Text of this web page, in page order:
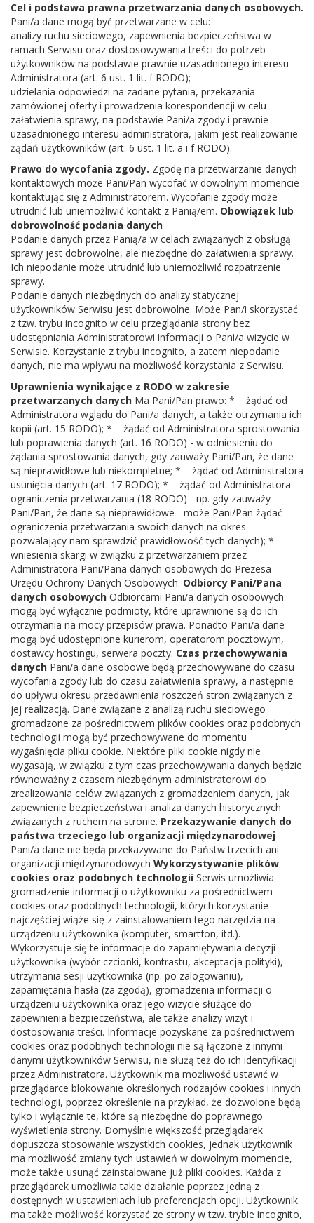
10 sierpnia 2022
ŚWIATOWE GWIAZDY MUZYKI W PARYSOWIE
– 9 sierpnia 2022 r.
Tego jeszcze nie było… Po raz pierwszy na Parysowskim
Rynku o godz. 18-tej spotkali się wielcy świata muzyki:
Céline Dion, Elton John, Elvis Presley, Tina Turner i
Michael Jackson oraz mniej znany, ale przeuroczy…
KROPEK. Było to możliwe dzięki Panu Krzysztofowi
Falkowskiemu – twórcy TEATRU ANIMACJI FALKOSHOW,
który przyjechał do Parysowa ze swoimi MARIONETKAMI z
5 sierpnia 2022
WARSZTATY PLASTYCZNE W BIBLIOTECE – 3 i
4 sierpnia 2022 r.
Dnia 3 i 4 sierpnia w Gminnej Bibliotece Publicznej w
Parysowie odbyły się Warsztaty plastyczne w ramach
akcji WAKACJE – LATO 2022. Podczas zajęć młodzież i
dzieci wraz z rodzicami własnoręcznie ozdabiali
skarbonki z dowolnie wybranym przez siebie motywem.
Najczęściej wybieranym wzorem był wizerunek aniołka.
Pudełeczka na skarby i oszczędności zostały
pomalowane niezwykle kolorowymi farbami
« POPRZEDNIE 1 2 3 4 5 NASTĘPNE »
Kontakt
Adres:Borowska 1, 08-441 Parysów
Telefon:25 6855366
E-mail: biblparysow@interia.pl
NIP:8262092208
REGON:140895913
Godziny pracy
Wtorek - Sobota 09:00 - 17:00
2022@ Gminna Biblioteka Publiczna w Parysowie
Cel i podstawa prawna przetwarzania danych osobowych.
Pani/a dane mogą być przetwarzane w celu:
analizy ruchu sieciowego, zapewnienia bezpieczeństwa w
ramach Serwisu oraz dostosowywania treści do potrzeb
użytkowników na podstawie prawnie uzasadnionego interesu
Administratora (art. 6 ust. 1 lit. f RODO);
udzielania odpowiedzi na zadane pytania, przekazania
zamówionej oferty i prowadzenia korespondencji w celu
załatwienia sprawy, na podstawie Pani/a zgody i prawnie
uzasadnionego interesu administratora, jakim jest realizowanie
żądań użytkowników (art. 6 ust. 1 lit. a i f RODO).
Prawo do wycofania zgody. Zgodę na przetwarzanie danych
kontaktowych może Pani/Pan wycofać w dowolnym momencie
kontaktując się z Administratorem. Wycofanie zgody może
utrudnić lub uniemożliwić kontakt z Panią/em. Obowiązek lub
dobrowolność podania danych
Podanie danych przez Panią/a w celach związanych z obsługą
sprawy jest dobrowolne, ale niezbędne do załatwienia sprawy.
Ich niepodanie może utrudnić lub uniemożliwić rozpatrzenie
sprawy.
Podanie danych niezbędnych do analizy statycznej
użytkowników Serwisu jest dobrowolne. Może Pan/i skorzystać
z tzw. trybu incognito w celu przeglądania strony bez
udostępniania Administratorowi informacji o Pani/a wizycie w
Serwisie. Korzystanie z trybu incognito, a zatem niepodanie
danych, nie ma wpływu na możliwość korzystania z Serwisu.
Uprawnienia wynikające z RODO w zakresie
przetwarzanych danych Ma Pani/Pan prawo: * żądać od
Administratora wglądu do Pani/a danych, a także otrzymania ich
kopii (art. 15 RODO); * żądać od Administratora sprostowania
lub poprawienia danych (art. 16 RODO) - w odniesieniu do
żądania sprostowania danych, gdy zauważy Pani/Pan, że dane
są nieprawidłowe lub niekompletne; * żądać od Administratora
usunięcia danych (art. 17 RODO); * żądać od Administratora
ograniczenia przetwarzania (18 RODO) - np. gdy zauważy
Pani/Pan, że dane są nieprawidłowe - może Pani/Pan żądać
ograniczenia przetwarzania swoich danych na okres
pozwalający nam sprawdzić prawidłowość tych danych); *
wniesienia skargi w związku z przetwarzaniem przez
Administratora Pani/Pana danych osobowych do Prezesa
Urzędu Ochrony Danych Osobowych. Odbiorcy Pani/Pana
danych osobowych Odbiorcami Pani/a danych osobowych
mogą być wyłącznie podmioty, które uprawnione są do ich
otrzymania na mocy przepisów prawa. Ponadto Pani/a dane
mogą być udostępnione kurierom, operatorom pocztowym,
dostawcy hostingu, serwera poczty. Czas przechowywania
danych Pani/a dane osobowe będą przechowywane do czasu
wycofania zgody lub do czasu załatwienia sprawy, a następnie
do upływu okresu przedawnienia roszczeń stron związanych z
jej realizacją. Dane związane z analizą ruchu sieciowego
gromadzone za pośrednictwem plików cookies oraz podobnych
technologii mogą być przechowywane do momentu
wygaśnięcia pliku cookie. Niektóre pliki cookie nigdy nie
wygasają, w związku z tym czas przechowywania danych będzie
równoważny z czasem niezbędnym administratorowi do
zrealizowania celów związanych z gromadzeniem danych, jak
zapewnienie bezpieczeństwa i analiza danych historycznych
związanych z ruchem na stronie. Przekazywanie danych do
państwa trzeciego lub organizacji międzynarodowej
Pani/a dane nie będą przekazywane do Państw trzecich ani
organizacji międzynarodowych Wykorzystywanie plików
cookies oraz podobnych technologii Serwis umożliwia
gromadzenie informacji o użytkowniku za pośrednictwem
cookies oraz podobnych technologii, których korzystanie
najczęściej wiąże się z zainstalowaniem tego narzędzia na
urządzeniu użytkownika (komputer, smartfon, itd.).
Wykorzystuje się te informacje do zapamiętywania decyzji
użytkownika (wybór czcionki, kontrastu, akceptacja polityki),
utrzymania sesji użytkownika (np. po zalogowaniu),
zapamiętania hasła (za zgodą), gromadzenia informacji o
urządzeniu użytkownika oraz jego wizycie służące do
zapewnienia bezpieczeństwa, ale także analizy wizyt i
dostosowania treści. Informacje pozyskane za pośrednictwem
cookies oraz podobnych technologii nie są łączone z innymi
danymi użytkowników Serwisu, nie służą też do ich identyfikacji
przez Administratora. Użytkownik ma możliwość ustawić w
przeglądarce blokowanie określonych rodzajów cookies i innych
technologii, poprzez określenie na przykład, że dozwolone będą
tylko i wyłącznie te, które są niezbędne do poprawnego
wyświetlenia strony. Domyślnie większość przeglądarek
dopuszcza stosowanie wszystkich cookies, jednak użytkownik
ma możliwość zmiany tych ustawień w dowolnym momencie,
może także usunąć zainstalowane już pliki cookies. Każda z
przeglądarek umożliwia takie działanie poprzez jedną z
dostępnych w ustawieniach lub preferencjach opcji. Użytkownik
ma także możliwość korzystać ze strony w tzw. trybie incognito,